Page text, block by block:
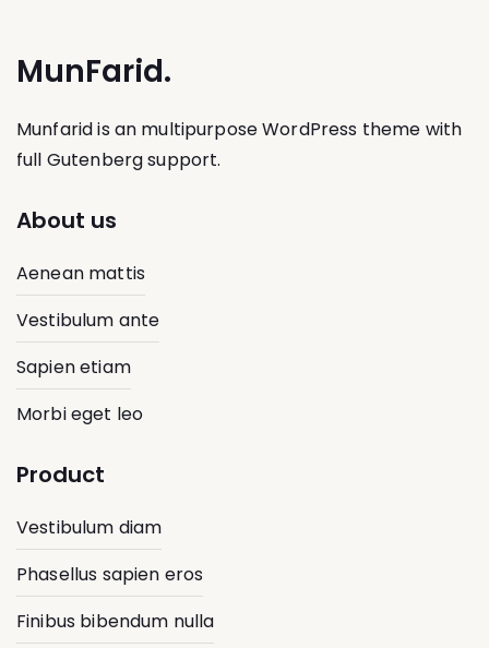
MunFarid.
Munfarid is an multipurpose WordPress theme with
full Gutenberg support.
About us
Aenean mattis
Vestibulum ante
Sapien etiam
Morbi eget leo
Product
Vestibulum diam
Phasellus sapien eros
Finibus bibendum nulla